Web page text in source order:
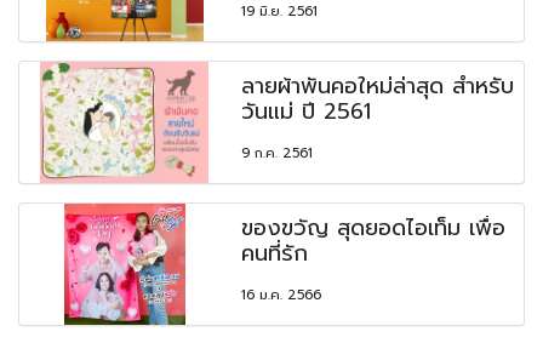
19 มิ.ย. 2561
ลายผ้าพันคอใหม่ล่าสุด สำหรับ
วันแม่ ปี 2561
9 ก.ค. 2561
ของขวัญ สุดยอดไอเท็ม เพื่อ
คนที่รัก
16 ม.ค. 2566